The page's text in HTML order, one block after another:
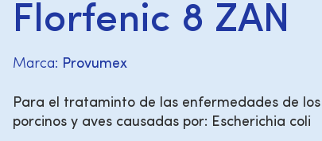
Florfenic 8 ZAN
Marca: Provumex
Para el trataminto de las enfermedades de los
porcinos y aves causadas por: Escherichia coli